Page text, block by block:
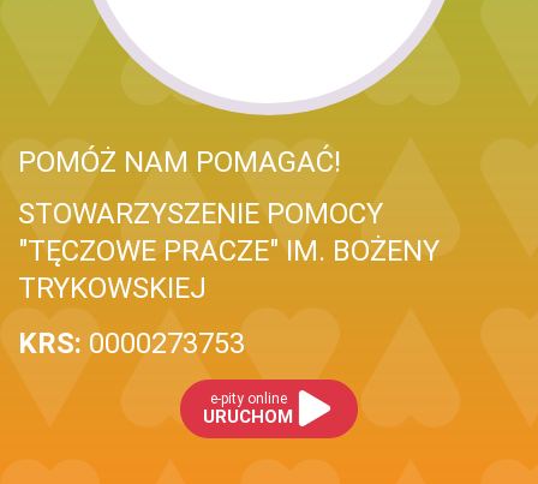
POMÓŻ NAM POMAGAĆ!
STOWARZYSZENIE POMOCY
"TĘCZOWE PRACZE" IM. BOŻENY
TRYKOWSKIEJ
KRS: 0000273753
e-pity online
URUCHOM